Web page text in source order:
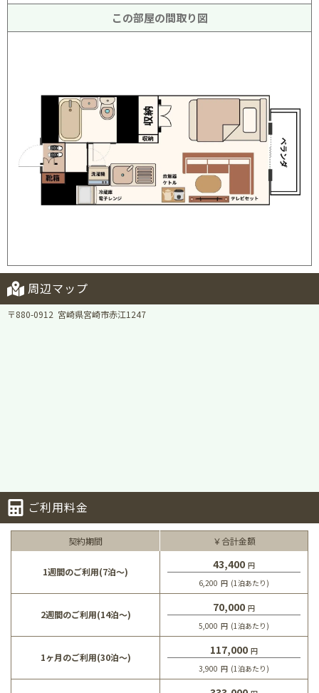
この部屋の間取り図
周辺マップ
〒880-0912 宮崎県宮崎市赤江1247
ご利用料金
契約期間 ￥合計金額
1週間のご利用(7泊～)
43,400 円
6,200 円 (1泊あたり)
2週間のご利用(14泊～)
70,000 円
5,000 円 (1泊あたり)
1ヶ月のご利用(30泊～)
117,000 円
3,900 円 (1泊あたり)